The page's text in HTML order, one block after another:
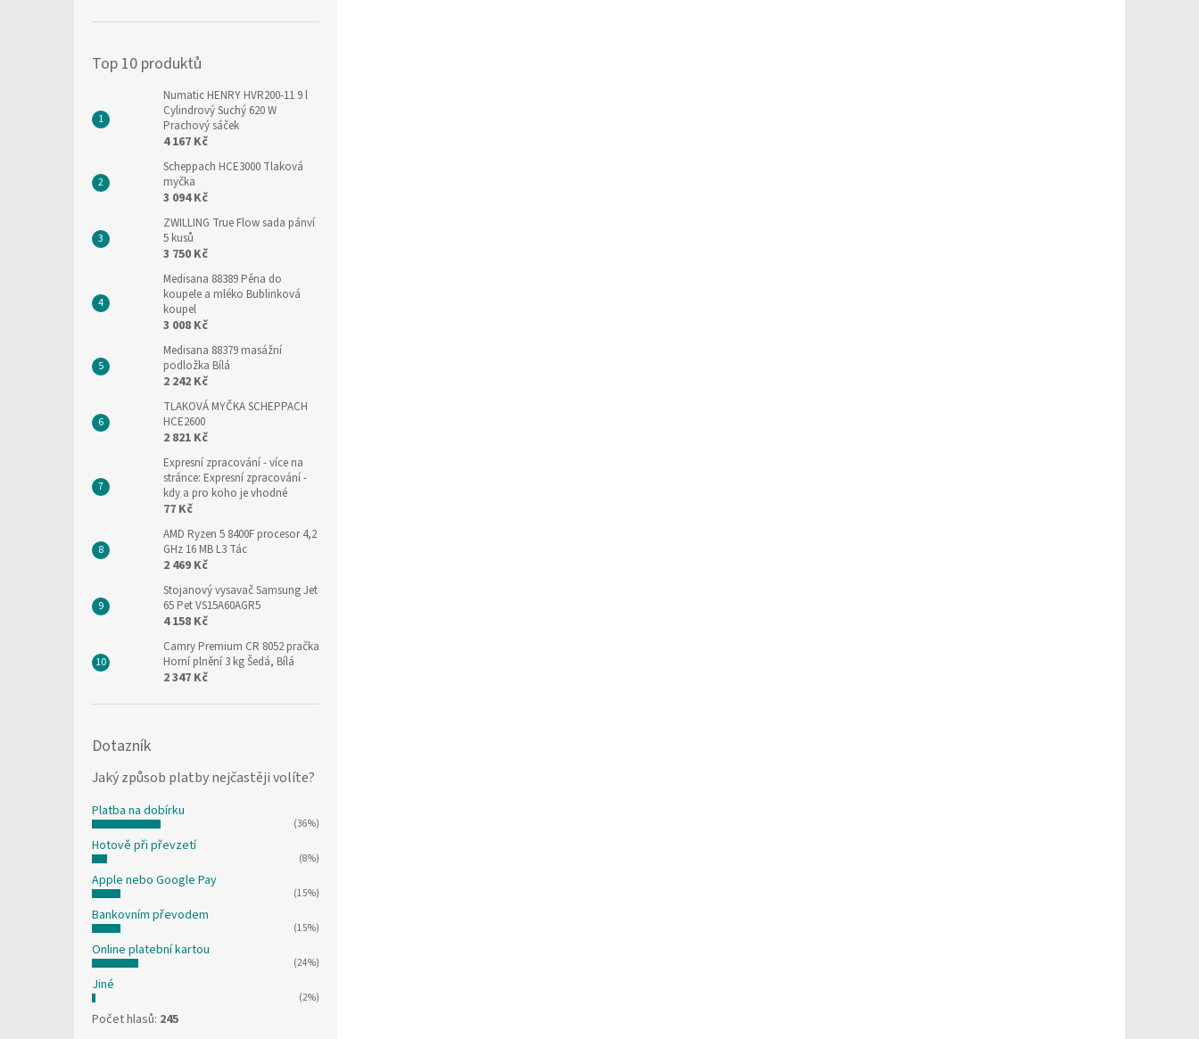
Top 10 produktů
Numatic HENRY HVR200-11 9 l
Cylindrový Suchý 620 W
Prachový sáček
4 167 Kč
Scheppach HCE3000 Tlaková
myčka
3 094 Kč
ZWILLING True Flow sada pánví
5 kusů
3 750 Kč
Medisana 88389 Pěna do
koupele a mléko Bublinková
koupel
3 008 Kč
Medisana 88379 masážní
podložka Bílá
2 242 Kč
TLAKOVÁ MYČKA SCHEPPACH
HCE2600
2 821 Kč
Expresní zpracování- více na
stránce: Expresní zpracování -
kdy a pro koho je vhodné
77 Kč
AMD Ryzen 5 8400F procesor 4,2
GHz 16 MB L3 Tác
2 469 Kč
Stojanový vysavač Samsung Jet
65 Pet VS15A60AGR5
4 158 Kč
Camry Premium CR 8052 pračka
Horní plnění 3 kg Šedá, Bílá
2 347 Kč
Dotazník
Jaký způsob platby nejčastěji volíte?
Platba na dobírku
(36%)
Hotově při převzetí
(8%)
Apple nebo Google Pay
(15%)
Bankovním převodem
(15%)
Online platební kartou
(24%)
Jiné
(2%)
Počet hlasů: 245